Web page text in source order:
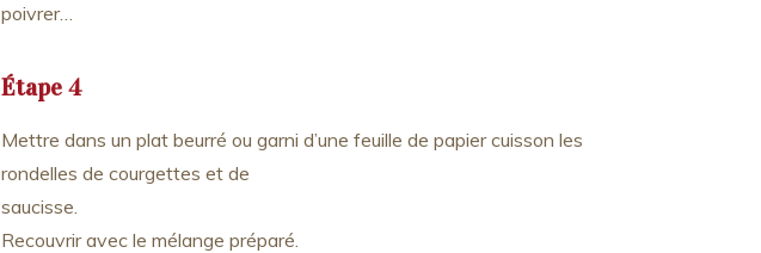
poivrer…
Étape 4
Mettre dans un plat beurré ou garni d’une feuille de papier cuisson les
rondelles de courgettes et de
saucisse.
Recouvrir avec le mélange préparé.